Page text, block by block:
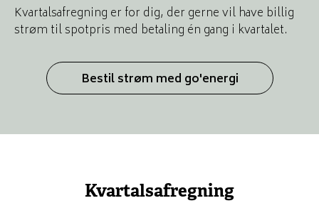
Kvartalsafregning er for dig, der gerne vil have billig
strøm til spotpris med betaling én gang i kvartalet.
Bestil strøm med go'energi
Kvartalsafregning